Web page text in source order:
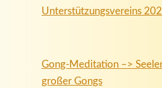
Unterstützungsvereins
Gong-Meditation –>
großer Gongs